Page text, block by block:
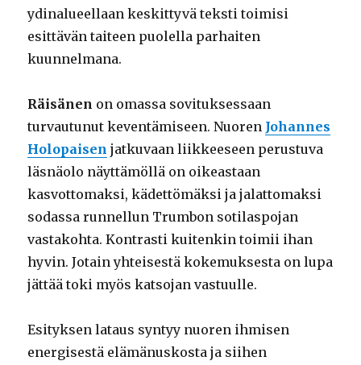
ydinalueellaan keskittyvä teksti toimisi
esittävän taiteen puolella parhaiten
kuunnelmana.
Räisänen on omassa sovituksessaan
turvautunut keventämiseen. Nuoren Johannes
Holopaisen jatkuvaan liikkeeseen perustuva
läsnäolo näyttämöllä on oikeastaan
kasvottomaksi, kädettömäksi ja jalattomaksi
sodassa runnellun Trumbon sotilaspojan
vastakohta. Kontrasti kuitenkin toimii ihan
hyvin. Jotain yhteisestä kokemuksesta on lupa
jättää toki myös katsojan vastuulle.
Esityksen lataus syntyy nuoren ihmisen
energisestä elämänuskosta ja siihen